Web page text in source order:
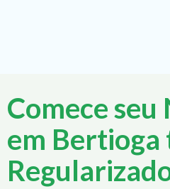
Comece seu
em